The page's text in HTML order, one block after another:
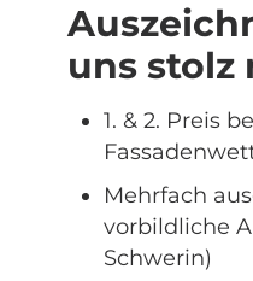
uns stolz
1. & 2. Preis
Mehrfach
vorbildliche
Schwerin)